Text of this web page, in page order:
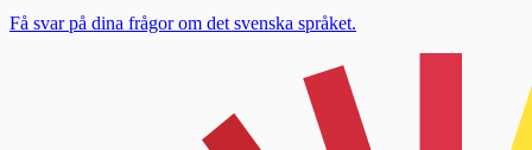
Få svar på dina frågor om det svenska språket.